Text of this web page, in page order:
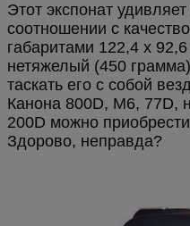
Этот экспонат
соотношении с
габаритами 122,4 x
нетяжелый (450
таскать его с собой
Канона 800D, M6, 77D,
200D можно
Здорово, неправда?